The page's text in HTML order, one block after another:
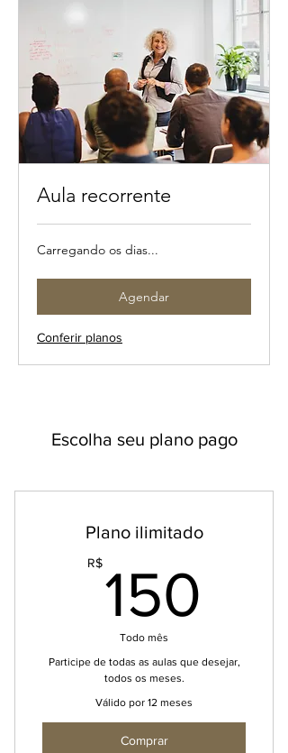
Aula recorrente
Carregando os dias...
Agendar
Conferir planos
Escolha seu plano pago
Plano ilimitado
R$ 150
Todo mês
Participe de todas as aulas que desejar,
todos os meses.
Válido por 12 meses
Comprar